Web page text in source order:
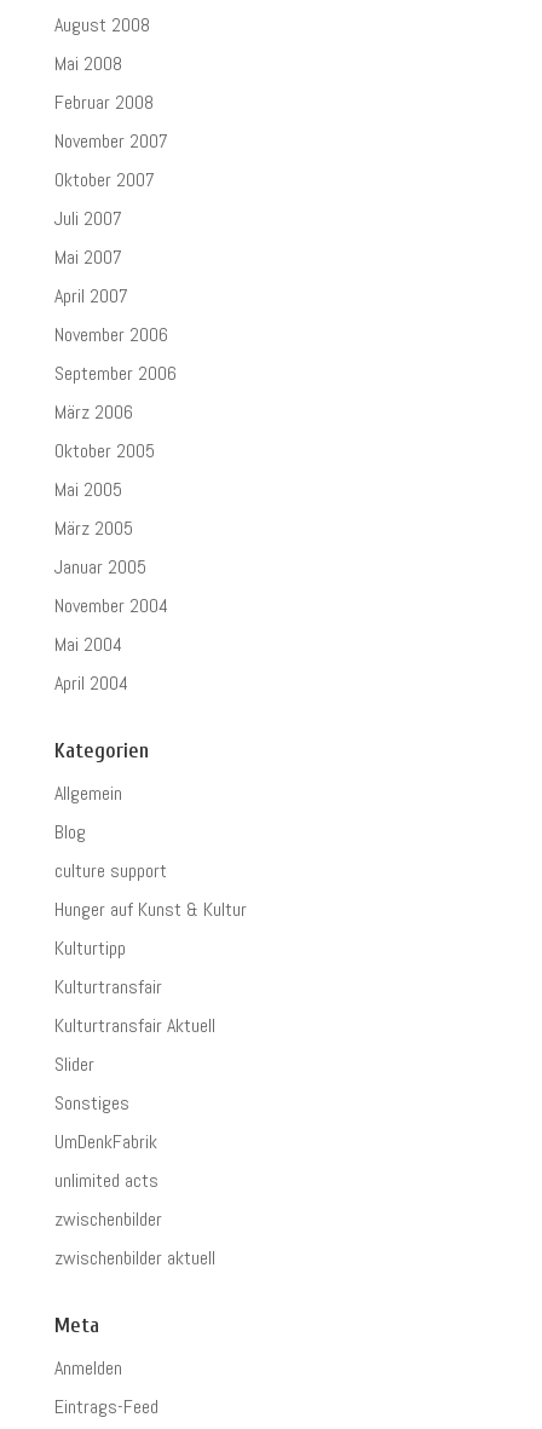
August 2008
Mai 2008
Februar 2008
November 2007
Oktober 2007
Juli 2007
Mai 2007
April 2007
November 2006
September 2006
März 2006
Oktober 2005
Mai 2005
März 2005
Januar 2005
November 2004
Mai 2004
April 2004
Kategorien
Allgemein
Blog
culture support
Hunger auf Kunst & Kultur
Kulturtipp
Kulturtransfair
Kulturtransfair Aktuell
Slider
Sonstiges
UmDenkFabrik
unlimited acts
zwischenbilder
zwischenbilder aktuell
Meta
Anmelden
Eintrags-Feed